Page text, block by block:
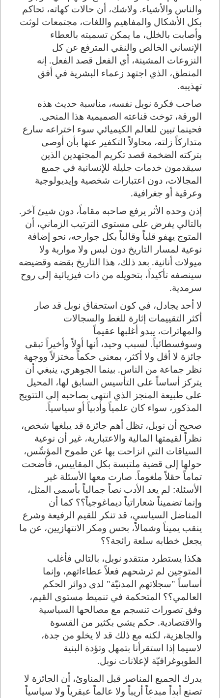
والناس والأشياء. ولاشك، أن حالات كهاته، تحاكم
بكل الأشكال والمفاهيم واللغات، مجتمعات لوثت
وأصابت بالخلل، ما يمكن تسميته بالعطاء
الإنساني الخالص والنقي المترفع عن كل
النزوعات المشينة، أي الفعل قصد الفعل. إنه
المنطق، الذي اجتهد زعماء البشرية في أفق
تهذيبه.
صاحب فكرة نوبل نفسه، مناسبة حديث هذه
الورقة، توخت قناعته الصميمية هذا المنحى.
فحينما تبين للعالم الكيميائي سوء اختراعه سارع
متداركاً زلته، محاولاً التكفير عنها بأن أوصى
بتركته الضخمة قصد تكريم المجتهدين الذين
سيقدمون خدمات جليلة للإنسانية في جميع
المجالات، دون اعتبارات شخصية وإيديولوجية
وعرقية أو جغرافية.
إذن وحده الأثر يرفع صاحبه مقاماً، دون شيئ آخر.
بالتالي يفرض على مستوى الترتيب الزماني، أن
المتوج يهفو قلباً وقالباً بكل جوارحه، نحو إضافة
نوعية لمسار التاريخ دون لبس ولا مواربة ولا
ميولات أنانية. بعد ذلك، هذا التاريخ بقضه وقضيضه
سينصفه تأكيداً، بتحويله من ذات فيزيائية إلى روح
سرمدية.
لا أحد يجادل، في كون استحقاق نوبل قد صار
أكثر التقييمات إثارة للغط والسجالات
والمهاترات، يبدو أغلبها عقيماً
وسوفسطائياً. لسبب وحيد، أنها أولاً وأخيراً تبقى
جائزة لا أقل ولا أكثر، بمعنى حكماً مختزلاً ووجهة
نظر جماعة من الناس. بينما الجوهري، ينبغي أن
يتركز أساساً على التأسيس السابق لها، المحيل
على طبيعة المنجز الذي انتهى بصاحبه إلى التتويج
المذكور، سواء كان علمياً وأدبياً أو سياسياً.
صحيح أن نوبل، تظل أهم جائزة قد يبلغها شخص،
نظراً لقيمتها المالية والاعتبارية، غير أن نوعية
السياقات التي انزاحت بها عن طموح المؤسِّس،
حولها إلى قضية ملتبسة بكل المقاييس، فأضحت
تماماً حقلاً ملغوماً. صارت معها الأسئلة غير
الأسئلة: لم يعد الأدب نصاً جمالياً بأسمى المثل،
وإنما تضميناً شعاراتياً ديماغوجياً؟؟ كما أن
المناضل السياسي، قد تنكر للقيم الرفيعة وشرع
ينقب يميناً وشمالاً، بحس ومكر الانتهازيين، عن ما
يجعل خطابه سلعة رائجة؟؟
هكذا يستطرد منتقدو نوبل، بالتالي فأغلب
المتوجين لم ترشحهم فعلاً عطاءاتهم، وإنما
أساساً "سجلاتهم المدنيّة" لدى دوائر الحكم
العالمي؟؟ المتحكمة في تنميط مستوى القيم،
وفق تصورات تنسجم مع مصالحها السياسية
والاقتصادية. حكم يشي بكثير من القسوة
والجاهزية، لكنه مع ذلك قد لا يخلو من جدة،
لاسيما إذا استقرأنا بتمهل وتؤدة البنية
الطوبوغرافيّة لإعلانات نوبل.
يدرك الجميع المناصر قبل المناوئ، أن الجائزة لا
تصنع أبداً مبدعاً أريباً ولا عالماً عبقرياً ولا سياسياً